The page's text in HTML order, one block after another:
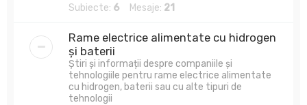
Subiecte: 6 Mesaje: 21
Rame electrice alimentate cu hidrogen
și baterii
Știri și informații despre companiile și
tehnologiile pentru rame electrice alimentate
cu hidrogen, baterii sau cu alte tipuri de
tehnologii